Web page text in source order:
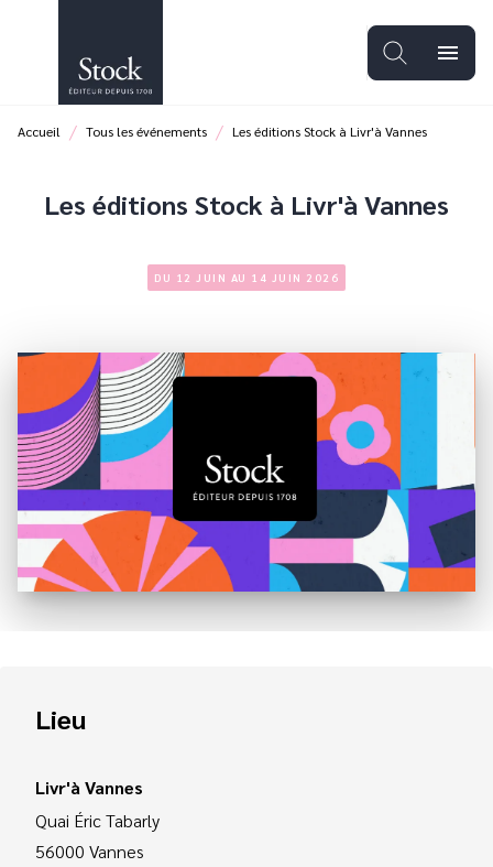
PIED DE PAGE
menu
Accueil / Tous les événements / Les éditions Stock à Livr'à Vannes
Les éditions Stock à Livr'à Vannes
DU 12 JUIN AU 14 JUIN 2026
Lieu
Livr'à Vannes
Quai Éric Tabarly
56000 Vannes